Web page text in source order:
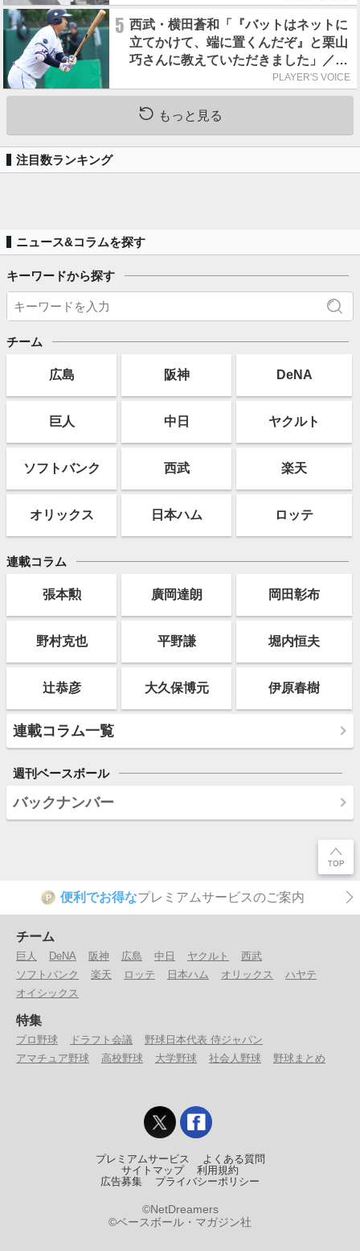
5 西武・横田蒼和「『バットはネットに
立てかけて、端に置くんだぞ』と栗山
巧さんに教えていただきました」／憧
PLAYER'S VOICE
もっと見る
注目数ランキング
ニュース&コラムを探す
キーワードから探す
チーム
広島 阪神 DeNA
巨人 中日 ヤクルト
ソフトバンク 西武 楽天
オリックス 日本ハム ロッテ
連載コラム
張本勲 廣岡達朗 岡田彰布
野村克也 平野謙 堀内恒夫
辻恭彦 大久保博元 伊原春樹
連載コラム一覧
週刊ベースボール
バックナンバー
P 便利でお得なプレミアムサービスのご案内
チーム
巨人 DeNA 阪神 広島 中日 ヤクルト
西武
ソフトバンク
楽天 ロッテ 日本ハム オリックス
ハヤテ
オイシックス
特集
プロ野球 ドラフト会議
野球日本代表 侍ジャパン
アマチュア野球
高校野球 大学野球 社会人野球 野球まとめ
プレミアムサービス
よくある質問
サイトマップ
利用規約
広告募集
プライバシーポリシー
©NetDreamers
©ベースボール・マガジン社